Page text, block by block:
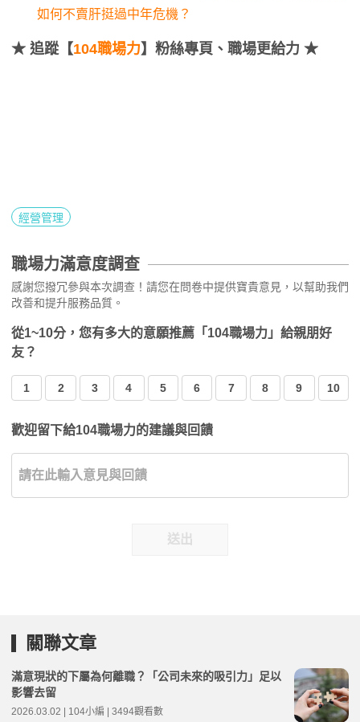
如何不賣肝挺過中年危機？
★ 追蹤【104職場力】粉絲專頁、職場更給力 ★
經營管理
職場力滿意度調查
感謝您撥冗參與本次調查！請您在問卷中提供寶貴意見，以幫助我們
改善和提升服務品質。
從1~10分，您有多大的意願推薦「104職場力」給親朋好
友？
1 2 3 4 5 6 7 8 9 10
歡迎留下給104職場力的建議與回饋
送出
關聯文章
滿意現狀的下屬為何離職？「公司未來的吸引力」足以
影響去留
2026.03.02 | 104小編 | 3494觀看數